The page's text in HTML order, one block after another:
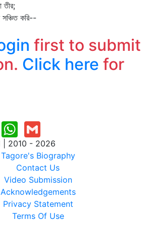
সঞ্চিত করি--
first to submit
Click here for
2010 - 2026
Tagore's Biography
Contact Us
Video Submission
Acknowledgements
Privacy Statement
Terms Of Use